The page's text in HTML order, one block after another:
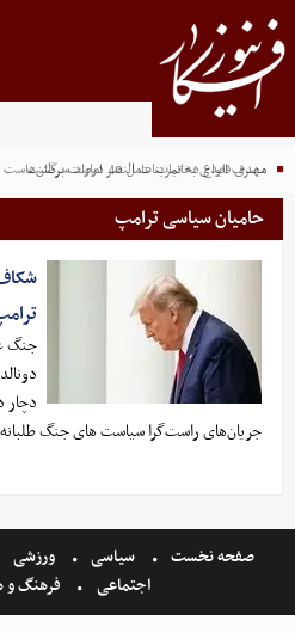
مهدی قایدی به تمرینات النصر امارات برگشت
مصرف انواع دخانیات عامل 40 درصد سرطان‌هاست
حامیان سیاسی ترامپ
جنگ
دچار
جریان‌های راست‌گرا سیاست های جنگ
صفحه نخست سیاسی ورزشی
اجتماعی
فرهنگ و